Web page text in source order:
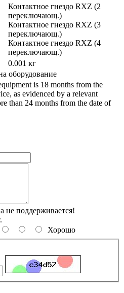
Контактное гнездо RXZ (2
переключающ.)
Контактное гнездо RXZ (3
переключающ.)
Контактное гнездо RXZ (4
переключающ.)
0.001 кг
оборудование
is 18 months from the
as evidenced by a relevant
than 24 months from the date of
не поддерживается!
Хорошо